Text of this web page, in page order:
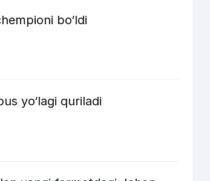
bo‘ldi
yo‘lagi quriladi